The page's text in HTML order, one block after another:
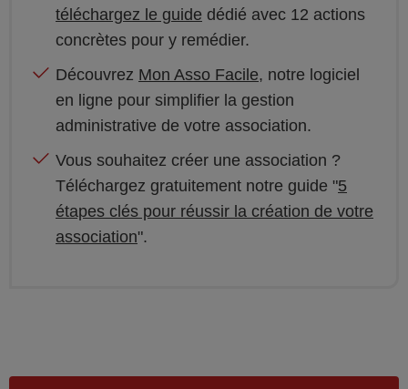
téléchargez le guide dédié avec 12 actions
concrètes pour y remédier.
Découvrez Mon Asso Facile, notre logiciel
en ligne pour simplifier la gestion
administrative de votre association.
Vous souhaitez créer une association ?
Téléchargez gratuitement notre guide "5
étapes clés pour réussir la création de votre
association".